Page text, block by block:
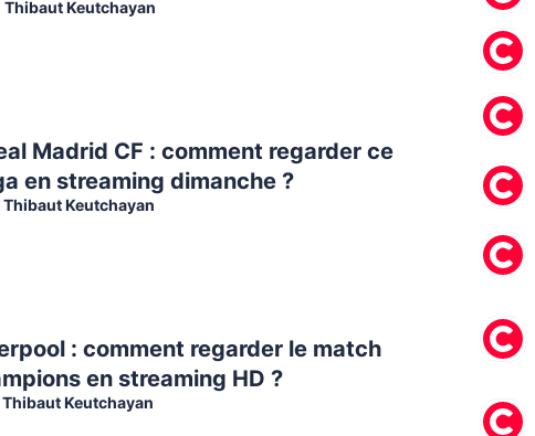
Thibaut Keutchayan
Madrid CF : comment regarder ce
en streaming dimanche ?
Thibaut Keutchayan
: comment regarder le match
en streaming HD ?
Thibaut Keutchayan